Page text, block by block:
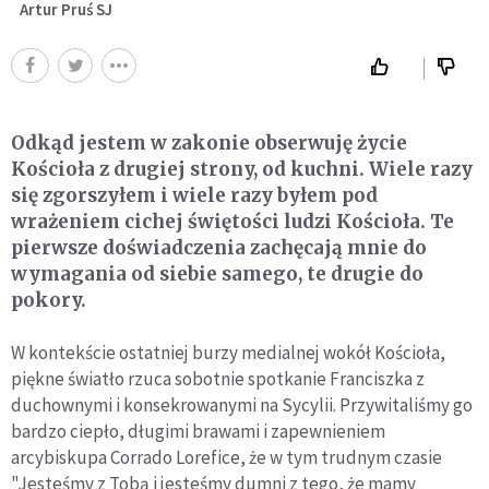
Artur Pruś SJ
Odkąd jestem w zakonie obserwuję życie
Kościoła z drugiej strony, od kuchni. Wiele razy
się zgorszyłem i wiele razy byłem pod
wrażeniem cichej świętości ludzi Kościoła. Te
pierwsze doświadczenia zachęcają mnie do
wymagania od siebie samego, te drugie do
pokory.
W kontekście ostatniej burzy medialnej wokół Kościoła,
piękne światło rzuca sobotnie spotkanie Franciszka z
duchownymi i konsekrowanymi na Sycylii. Przywitaliśmy go
bardzo ciepło, długimi brawami i zapewnieniem
arcybiskupa Corrado Lorefice, że w tym trudnym czasie
"Jesteśmy z Tobą i jesteśmy dumni z tego, że mamy